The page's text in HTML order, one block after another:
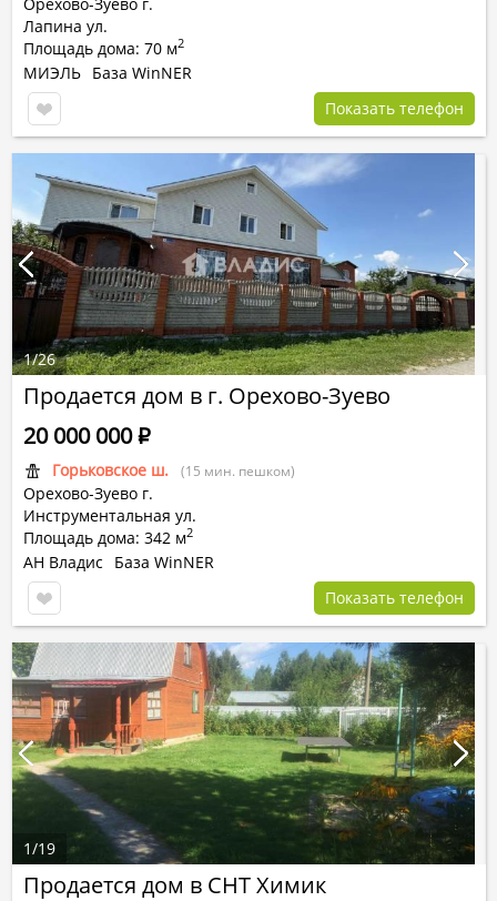
Лапина ул.
Площадь дома: 70 м2
МИЭЛЬ База WinNER
Показать телефон
Продается дом в г. Орехово-Зуево
Горьковское ш. (15 мин. пешком)
Орехово-Зуево г.
Инструментальная ул.
Площадь дома: 342 м2
20 000 000Р
АН Владис
База WinNER
Показать телефон
1/26
Продается дом в СНТ Химик
1/19